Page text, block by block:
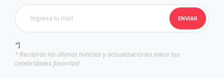
"]
* Recibirás las últimas noticias y actualizaciones sobre tus
celebridades favoritas!